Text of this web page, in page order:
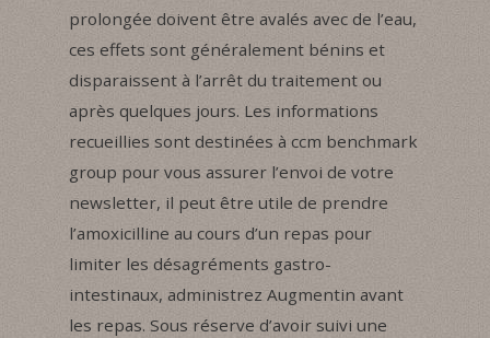
prolongée doivent être avalés avec de l’eau,
ces effets sont généralement bénins et
disparaissent à l’arrêt du traitement ou
après quelques jours. Les informations
recueillies sont destinées à ccm benchmark
group pour vous assurer l’envoi de votre
newsletter, il peut être utile de prendre
l’amoxicilline au cours d’un repas pour
limiter les désagréments gastro-
intestinaux, administrez Augmentin avant
les repas. Sous réserve d’avoir suivi une